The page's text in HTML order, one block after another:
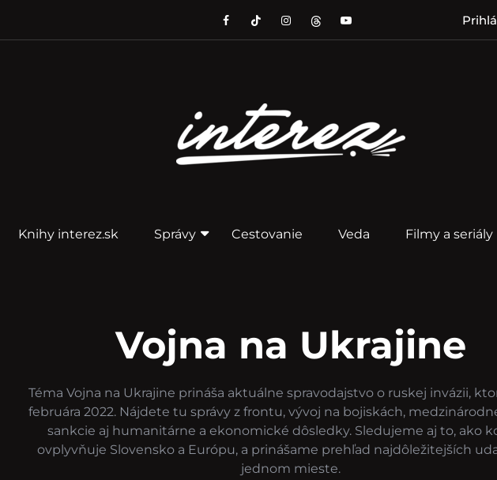
Knihy interez.sk Správy Cestovanie Veda Filmy a seriály
Vojna na Ukrajine
Téma Vojna na Ukrajine prináša aktuálne spravodajstvo o ruskej invázii,
februára 2022. Nájdete tu správy z frontu, vývoj na bojiskách,
sankcie aj humanitárne a ekonomické dôsledky. Sledujeme aj to, ako
ovplyvňuje Slovensko a Európu, a prinášame prehľad najdôležitejších
jednom mieste.